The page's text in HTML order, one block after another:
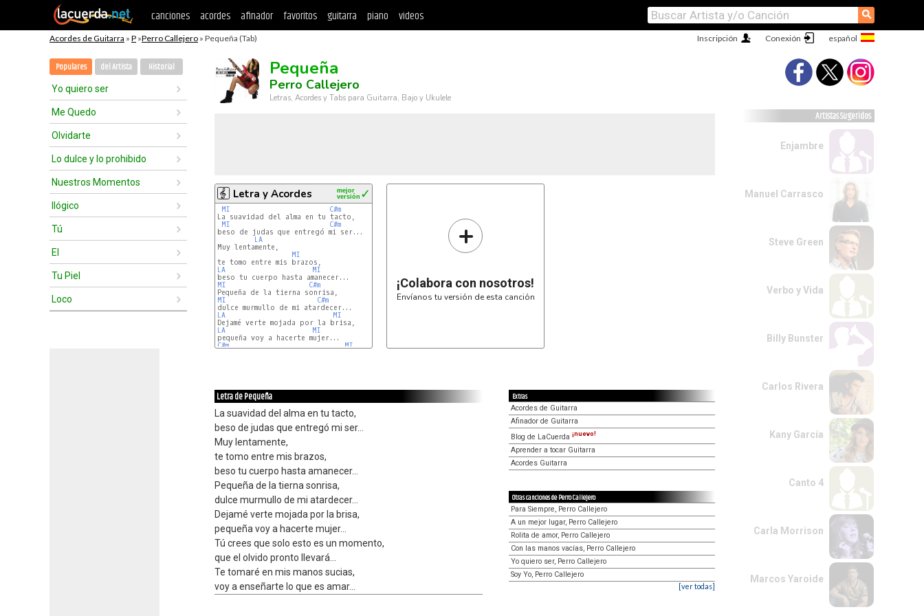
canciones acordes afinador favoritos guitarra piano videos ⚲
Acordes de Guitarra » P »Perro Callejero » Pequeña (Tab) Conexión
Inscripción
Populares del Artista Historial
Yo quiero ser
Me Quedo
Olvidarte
Lo dulce y lo prohibido
Nuestros Momentos
Ilógico
Tú
El
Tu Piel
Loco
Pequeña
Perro Callejero
Letras, Acordes y Tabs para Guitarra, Bajo y Ukulele
Letra y Acordes ✓
mejor
versión
MI
C#m
La suavidad del alma en tu tacto,
MI
C#m
beso de judas que entregó mi ser...
LA
Muy lentamente,
MI
LA
MI
MI
C#m
MI
C#m
LA
MI
LA
MI
C#m
MI
+
¡Colabora con nosotros!
Envíanos tu versión de esta canción
Letra de Pequeña
La suavidad del alma en tu tacto,
beso de judas que entregó mi ser...
Muy lentamente,
te tomo entre mis brazos,
beso tu cuerpo hasta amanecer...
Pequeña de la tierna sonrisa,
dulce murmullo de mi atardecer...
Dejamé verte mojada por la brisa,
pequeña voy a hacerte mujer...
Tú crees que solo esto es un momento,
que el olvido pronto llevará...
Te tomaré en mis manos sucias,
voy a enseñarte lo que es amar...
Extras
Acordes de Guitarra
Afinador de Guitarra
Blog de LaCuerda ¡nuevo!
Aprender a tocar Guitarra
Acordes Guitarra
Otras canciones de Perro Callejero
Para Siempre, Perro Callejero
A un mejor lugar, Perro Callejero
Rolita de amor, Perro Callejero
Con las manos vacías, Perro Callejero
Yo quiero ser, Perro Callejero
Soy Yo, Perro Callejero
[ver todas]
Artistas Sugeridos
Enjambre
Manuel Carrasco
Steve Green
Verbo y Vida
Billy Bunster
Carlos Rivera
Kany García
Canto 4
Carla Morrison
Marcos Yaroide